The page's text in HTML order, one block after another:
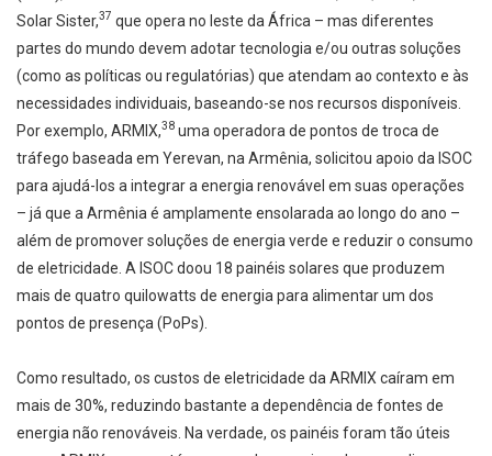
Solar Sister,37 que opera no leste da África – mas diferentes
partes do mundo devem adotar tecnologia e/ou outras soluções
(como as políticas ou regulatórias) que atendam ao contexto e às
necessidades individuais, baseando-se nos recursos disponíveis.
Por exemplo, ARMIX,38 uma operadora de pontos de troca de
tráfego baseada em Yerevan, na Armênia, solicitou apoio da ISOC
para ajudá-los a integrar a energia renovável em suas operações
– já que a Armênia é amplamente ensolarada ao longo do ano –
além de promover soluções de energia verde e reduzir o consumo
de eletricidade. A ISOC doou 18 painéis solares que produzem
mais de quatro quilowatts de energia para alimentar um dos
pontos de presença (PoPs).
Como resultado, os custos de eletricidade da ARMIX caíram em
mais de 30%, reduzindo bastante a dependência de fontes de
energia não renováveis. Na verdade, os painéis foram tão úteis